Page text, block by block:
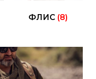
ФЛИС (8)